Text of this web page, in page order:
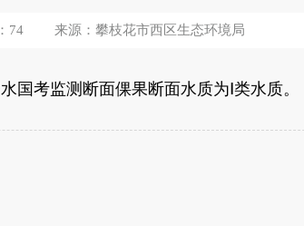
74 来源：攀枝花市西区生态环境局
考监测断面倮果断面水质为Ⅰ类水质。